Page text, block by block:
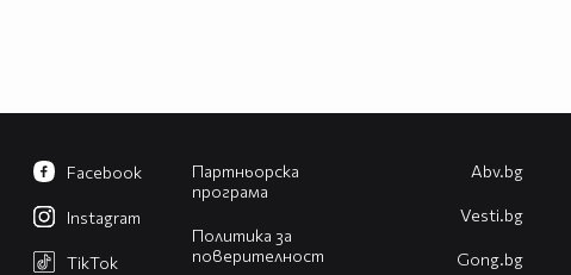
Партньорска
програма
Политика за
поверителност
Facebook
Instagram
TikTok
Abv.bg
Vesti.bg
Gong.bg